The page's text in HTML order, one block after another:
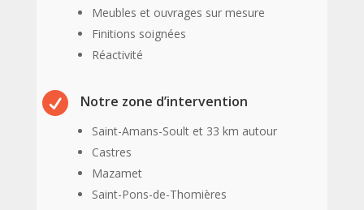
Meubles et ouvrages sur mesure
Finitions soignées
Réactivité
 Notre zone d’intervention
Saint-Amans-Soult et 33 km autour
Castres
Mazamet
Saint-Pons-de-Thomières